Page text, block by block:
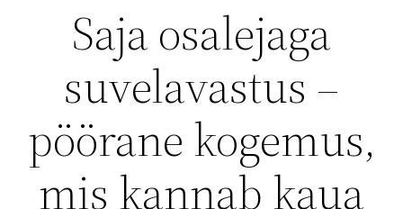
Saja osalejaga
suvelavastus –
pöörane kogemus,
mis kannab kaua